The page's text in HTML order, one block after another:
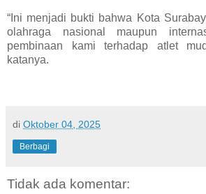
“Ini menjadi bukti bahwa Kota
olahraga nasional maupun
pembinaan kami terhadap atlet
katanya.
di Oktober 04, 2025
Berbagi
Tidak ada komentar: